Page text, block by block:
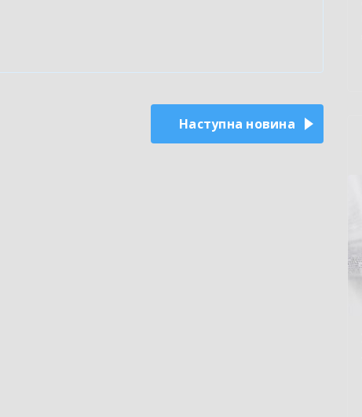
Наступна новина